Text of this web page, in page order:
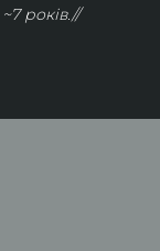
років.//